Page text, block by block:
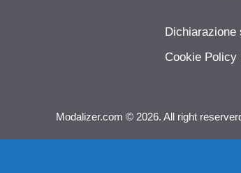
Cookie Policy
Modalizer.com © 2026. All right